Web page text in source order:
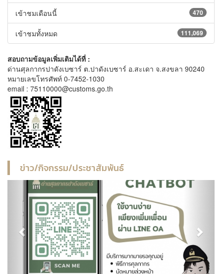
470
เข้าชมเดือนนี้
111,069
เข้าชมทั้งหมด
สอบถามข้อมูลเพิ่มเติมได้ที่ :
ด่านศุลกากรปาดังเบซาร์ ต.ปาดังเบซาร์ อ.สะเดา จ.สงขลา 90240
หมายเลขโทรศัพท์ 0-7452-1030
email : 75110000@customs.go.th
ข่าว/กิจกรรม/ประชาสัมพันธ์
Previous